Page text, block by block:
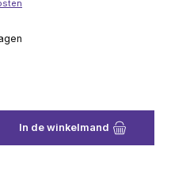
In de winkelmand